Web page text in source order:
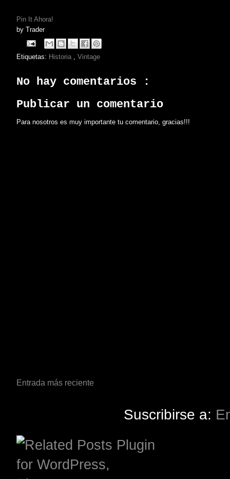
Pin It Ahora!
by Trader
Etiquetas: Historia Vintage
No hay comentarios :
Publicar un comentario
Para nosotros es muy importante tu comentario, gracias!!!
Entrada más reciente
Suscribirse a: